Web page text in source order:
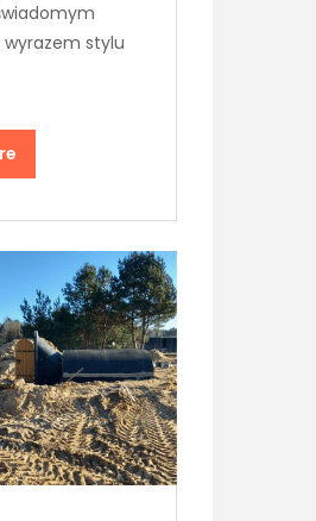
stylu